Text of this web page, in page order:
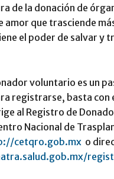
de la donación de
amor que trasciende
el poder de salvar y
voluntario es un
registrarse, basta con
al Registro de
Nacional de
cetqro.gob.mx o